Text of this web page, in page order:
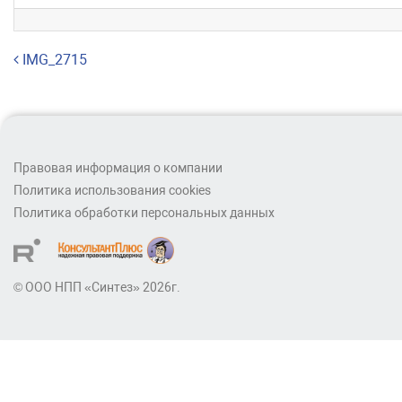
Навигация по записям
IMG_2715
Правовая информация о компании
Политика использования cookies
Политика обработки персональных данных
© ООО НПП «Синтез» 2026г.